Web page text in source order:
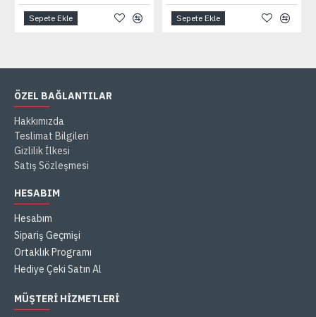
Sepete Ekle Sepete Ekle
ÖZEL BAĞLANTILAR
Hakkımızda
Teslimat Bilgileri
Gizlilik İlkesi
Satış Sözleşmesi
HESABIM
Hesabım
Sipariş Geçmişi
Ortaklık Programı
Hediye Çeki Satın Al
MÜŞTERI HIZMETLERI